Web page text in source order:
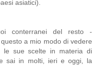
asiatici).
conterranei del resto -
a mio modo di vedere
le sue scelte in materia di
sai in molti, ieri e oggi, la